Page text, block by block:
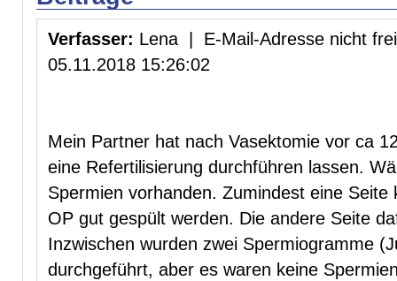
Verfasser: Lena | E-Mail-Adresse nicht
05.11.2018 15:26:02
Mein Partner hat nach Vasektomie vor ca
eine Refertilisierung durchführen lassen.
Spermien vorhanden. Zumindest eine
OP gut gespült werden. Die andere Seite
Inzwischen wurden zwei Spermiogramme
durchgeführt, aber es waren keine